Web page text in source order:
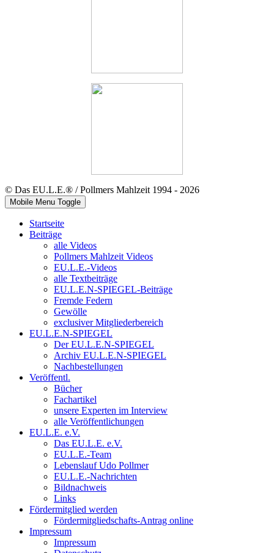
© Das EU.L.E.® / Pollmers Mahlzeit 1994 - 2026
Mobile Menu Toggle
Startseite
Beiträge
alle Videos
Pollmers Mahlzeit Videos
EU.L.E.-Videos
alle Textbeiträge
EU.L.E.N-SPIEGEL-Beiträge
Fremde Federn
Gewölle
exclusiver Mitgliederbereich
EU.L.E.N-SPIEGEL
Der EU.L.E.N-SPIEGEL
Archiv EU.L.E.N-SPIEGEL
Nachbestellungen
Veröffentl.
Bücher
Fachartikel
unsere Experten im Interview
alle Veröffentlichungen
EU.L.E. e.V.
Das EU.L.E. e.V.
EU.L.E.-Team
Lebenslauf Udo Pollmer
EU.L.E.-Nachrichten
Bildnachweis
Links
Fördermitglied werden
Fördermitgliedschafts-Antrag online
Impressum
Impressum